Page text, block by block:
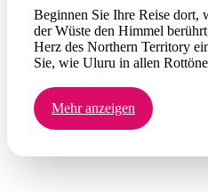
Beginnen Sie Ihre Reise dort,
der Wüste den Himmel
Herz des Northern Territory
Sie, wie Uluru in allen
Kings Canyon Rim Walk in
führt Sie dann durch die West
Ranges, vorbei an
Juwelen wie der Trephina
Mehr anzeigen